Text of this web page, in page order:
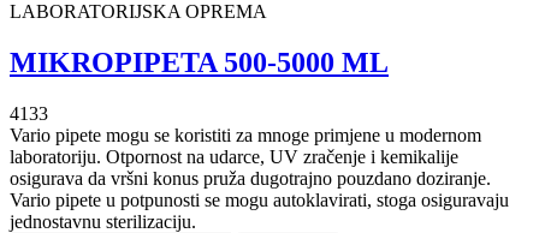
LABORATORIJSKA OPREMA
MIKROPIPETA 500-5000 ΜL
4133
Vario pipete mogu se koristiti za mnoge primjene u modernom
laboratoriju. Otpornost na udarce, UV zračenje i kemikalije
osigurava da vršni konus pruža dugotrajno pouzdano doziranje.
Vario pipete u potpunosti se mogu autoklavirati, stoga osiguravaju
jednostavnu sterilizaciju.